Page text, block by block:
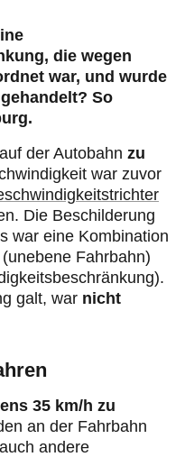
die wegen
war, und wurde
So
der Autobahn zu
war zuvor
Die Beschilderung
war eine Kombination
(unebene Fahrbahn)
galt, war nicht
35 km/h zu
an der Fahrbahn
andere